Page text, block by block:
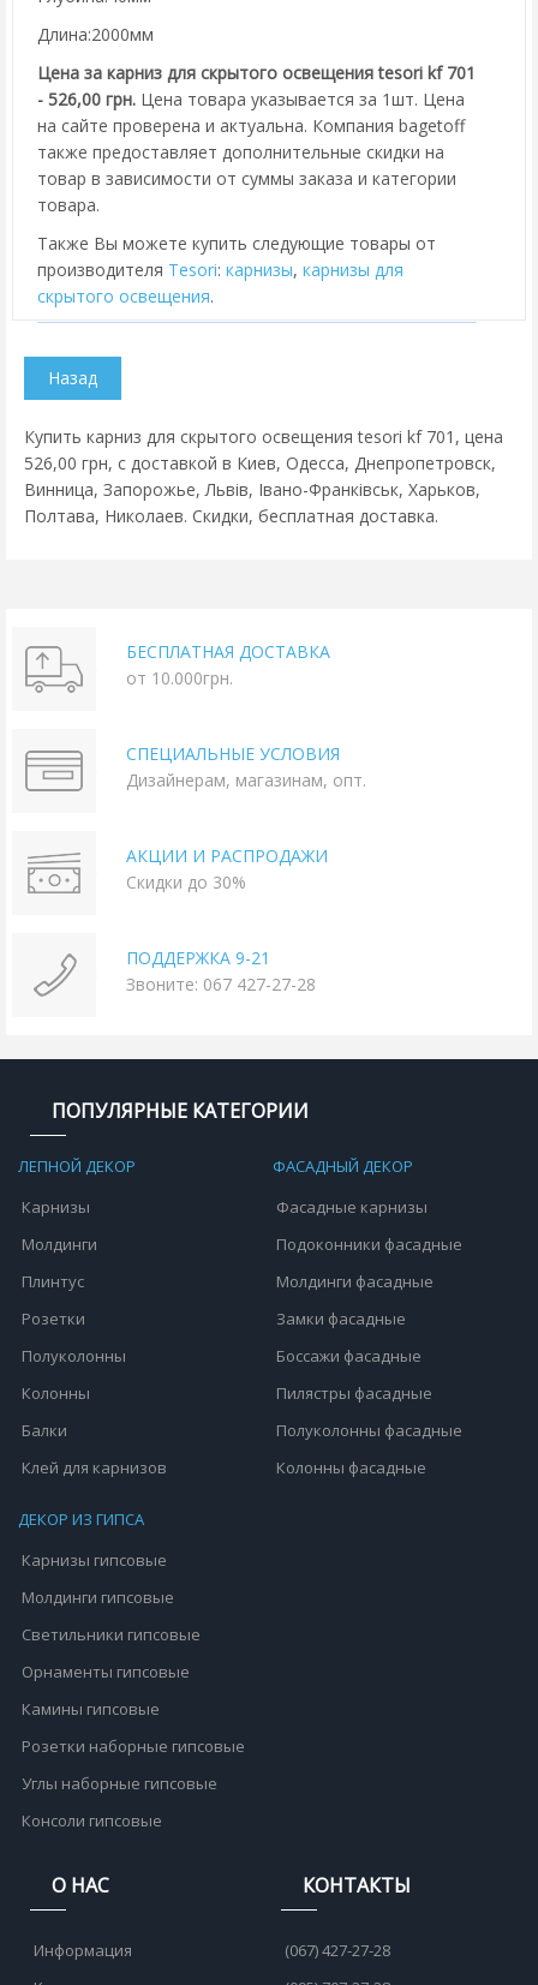
Длина:2000мм
Цена за карниз для скрытого освещения tesori kf 701
- 526,00 грн. Цена товара указывается за 1шт. Цена
на сайте проверена и актуальна. Компания bagetoff
также предоставляет дополнительные скидки на
товар в зависимости от суммы заказа и категории
товара.
Также Вы можете купить следующие товары от
производителя Tesori: карнизы, карнизы для
скрытого освещения.
Купить карниз для скрытого освещения tesori kf 701, цена
526,00 грн, с доставкой в Киев, Одесса, Днепропетровск,
Винница, Запорожье, Львів, Івано-Франківськ, Харьков,
Полтава, Николаев. Скидки, бесплатная доставка.
БЕСПЛАТНАЯ ДОСТАВКА
от 10.000грн.
СПЕЦИАЛЬНЫЕ УСЛОВИЯ
Дизайнерам, магазинам, опт.
АКЦИИ И РАСПРОДАЖИ
Скидки до 30%
ПОДДЕРЖКА 9-21
Звоните: 067 427-27-28
ПОПУЛЯРНЫЕ КАТЕГОРИИ
ЛЕПНОЙ ДЕКОР
Карнизы
Молдинги
Плинтус
Розетки
Полуколонны
Колонны
Балки
Клей для карнизов
ФАСАДНЫЙ ДЕКОР
Фасадные карнизы
Подоконники фасадные
Молдинги фасадные
Замки фасадные
Боссажи фасадные
Пилястры фасадные
Полуколонны фасадные
Колонны фасадные
ДЕКОР ИЗ ГИПСА
Карнизы гипсовые
Молдинги гипсовые
Светильники гипсовые
Орнаменты гипсовые
Камины гипсовые
Розетки наборные гипсовые
Углы наборные гипсовые
Консоли гипсовые
О НАС
Информация
КОНТАКТЫ
(067) 427-27-28